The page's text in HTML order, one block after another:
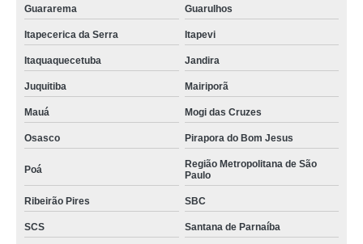
Guararema Guarulhos
Itapecerica da Serra Itapevi
Itaquaquecetuba Jandira
Juquitiba Mairiporã
Mauá Mogi das Cruzes
Osasco Pirapora do Bom Jesus
Poá
Região Metropolitana de São
Paulo
Ribeirão Pires SBC
SCS Santana de Parnaíba